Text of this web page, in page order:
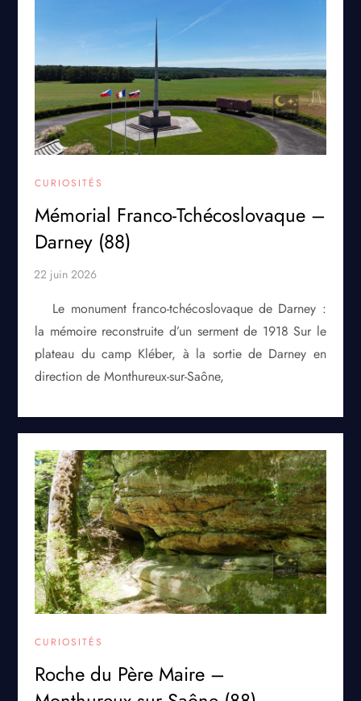
CURIOSITÉS
Mémorial Franco-Tchécoslovaque –
Darney (88)
Le monument franco-tchécoslovaque de Darney :
la mémoire reconstruite d’un serment de 1918 Sur le
plateau du camp Kléber, à la sortie de Darney en
direction de Monthureux-sur-Saône,
CURIOSITÉS
Roche du Père Maire –